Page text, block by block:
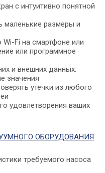
с интуитивно понятной
маленькие размеры и
Fi на смартфоне или
или программное
и внешних данных:
значения
утечки из любого
удовлетворения ваших
ОБОРУДОВАНИЯ
требуемого насоса